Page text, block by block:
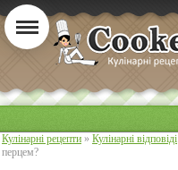
Кулінарні рецепти » Кулінарні відповіді
перцем?